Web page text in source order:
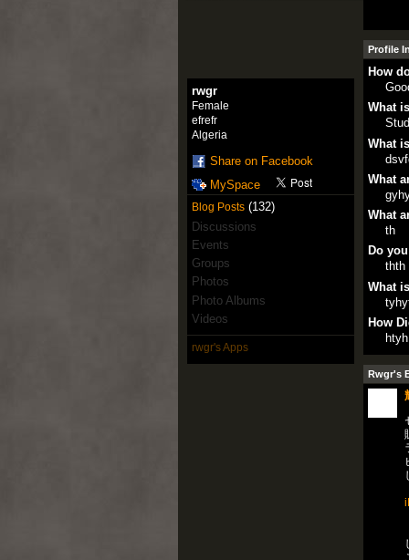
rwgr
Female
efrefr
Algeria
Share on Facebook
MySpace
Blog Posts(132)
Discussions
Events
Groups
Photos
Photo Albums
Videos
rwgr's Apps
Profile
How
What
What
What
What
th
Do
thth
What
How
htyh
Rwgr's